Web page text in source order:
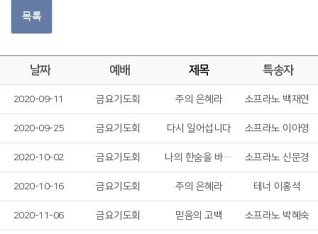
목록
날짜 예배 제목 특송자
2020-09-11 금요기도회 주의 은혜라 소프라노 백재연
2020-09-25 금요기도회 다시 일어섭니다 소프라노 이아영
2020-10-02 금요기도회 나의 한숨을 바꾸셧네 소프라노 신문경
2020-10-16 금요기도회 주의 은혜라 테너 이홍석
2020-11-06 금요기도회 믿음의 고백 소프라노 박혜숙